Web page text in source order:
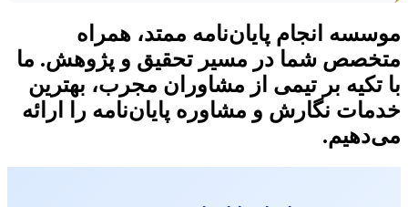
موسسه انجام پایان‌نامه ممتد، همراه
متخصص شما در مسیر تحقیق و پژوهش. ما
با تکیه بر تیمی از مشاوران مجرب، بهترین
خدمات نگارش و مشاوره پایان‌نامه را ارائه
می‌دهیم.